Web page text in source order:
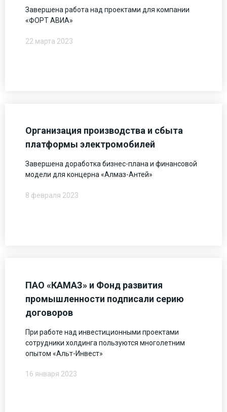
Завершена работа над проектами для компании
«ФОРТ АВИА»
22 марта 2023
Организация производства и сбыта
платформы электромобилей
Завершена доработка бизнес-плана и финансовой
модели для концерна «Алмаз-Антей»
8 февраля 2023
ПАО «КАМАЗ» и Фонд развития
промышленности подписали серию
договоров
При работе над инвестиционными проектами
сотрудники холдинга пользуются многолетним
опытом «Альт-Инвест»
16 января 2023